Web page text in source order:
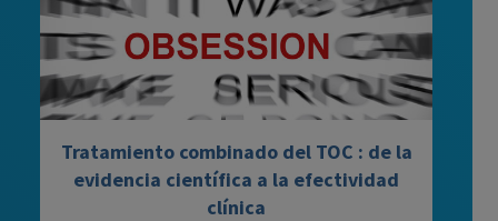
Tratamiento combinado del TOC : de la
evidencia científica a la efectividad
clínica